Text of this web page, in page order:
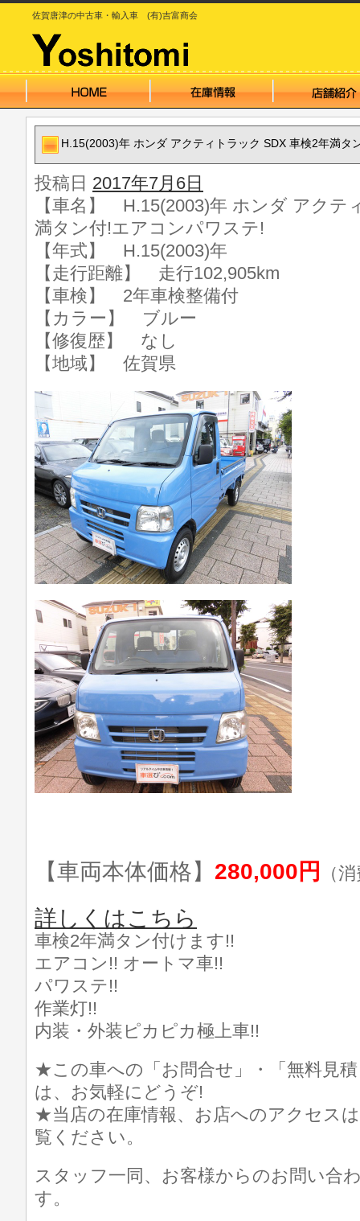
佐賀唐津の中古車・輸入車 (有)吉富商会
H.15(2003)年 ホンダ アクティトラック SDX 車検2年満タ
投稿日 2017年7月6日
【車名】 H.15(2003)年 ホンダ アクテ
満タン付!エアコンパワステ!
【年式】 H.15(2003)年
【走行距離】 走行102,905km
【車検】 2年車検整備付
【カラー】 ブルー
【修復歴】 なし
【地域】 佐賀県
【車両本体価格】 280,000円 （
詳しくはこちら
車検2年満タン付けます!!
エアコン!! オートマ車!!
パワステ!!
作業灯!!
内装・外装ピカピカ極上車!!
★この車への「お問合せ」・「無料見
は、お気軽にどうぞ!
★当店の在庫情報、お店へのアクセス
覧ください。
スタッフ一同、お客様からのお問い合
す。